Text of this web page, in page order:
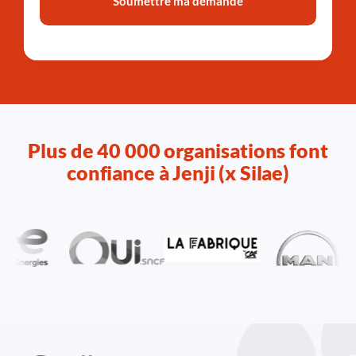
Plus de 40 000 organisations font
confiance à Jenji (x Silae)